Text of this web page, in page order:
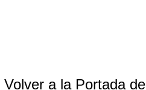
Volver a la Portada de